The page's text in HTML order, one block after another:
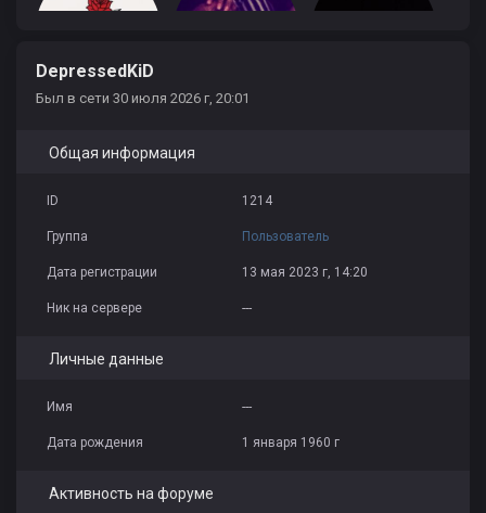
Pocelui v gubki MupaH
DepressedKiD
Был в сети 30 июля 2026 г, 20:01
Общая информация
ID 1214
Группа Пользователь
Дата регистрации 13 мая 2023 г, 14:20
Ник на сервере ---
Личные данные
Имя ---
Дата рождения 1 января 1960 г
Активность на форуме